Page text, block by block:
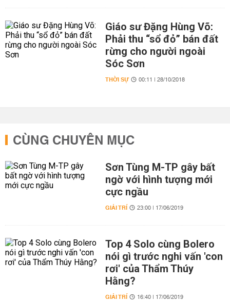
Giáo sư Đặng Hùng Võ:
Phải thu “sổ đỏ” bán đất
rừng cho người ngoài
Sóc Sơn
THỜI SỰ 00:11 | 28/10/2018
CÙNG CHUYÊN MỤC
Sơn Tùng M-TP gây bất
ngờ với hình tượng mới
cực ngầu
GIẢI TRÍ 23:00 | 17/06/2019
Top 4 Solo cùng Bolero
nói gì trước nghi vấn 'con
rơi' của Thẩm Thúy
Hằng?
GIẢI TRÍ 16:40 | 17/06/2019